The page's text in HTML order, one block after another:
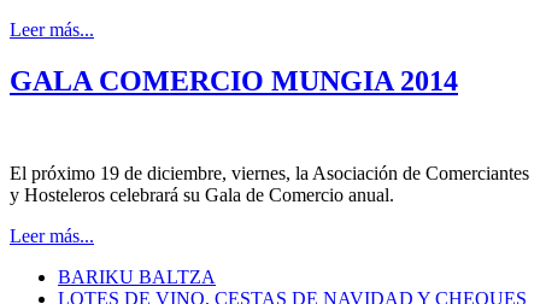
Leer más...
GALA COMERCIO MUNGIA 2014
El próximo 19 de diciembre, viernes, la Asociación de Comerciantes
y Hosteleros celebrará su Gala de Comercio anual.
Leer más...
BARIKU BALTZA
LOTES DE VINO, CESTAS DE NAVIDAD Y CHEQUES